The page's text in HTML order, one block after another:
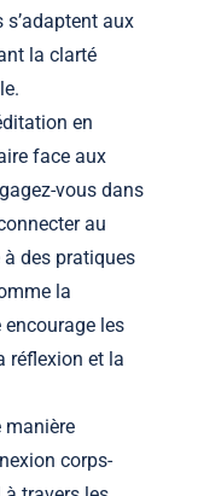
aux
la clarté
en
face aux
vous dans
au
à des pratiques
la
les
réflexion et la
manière
corps-